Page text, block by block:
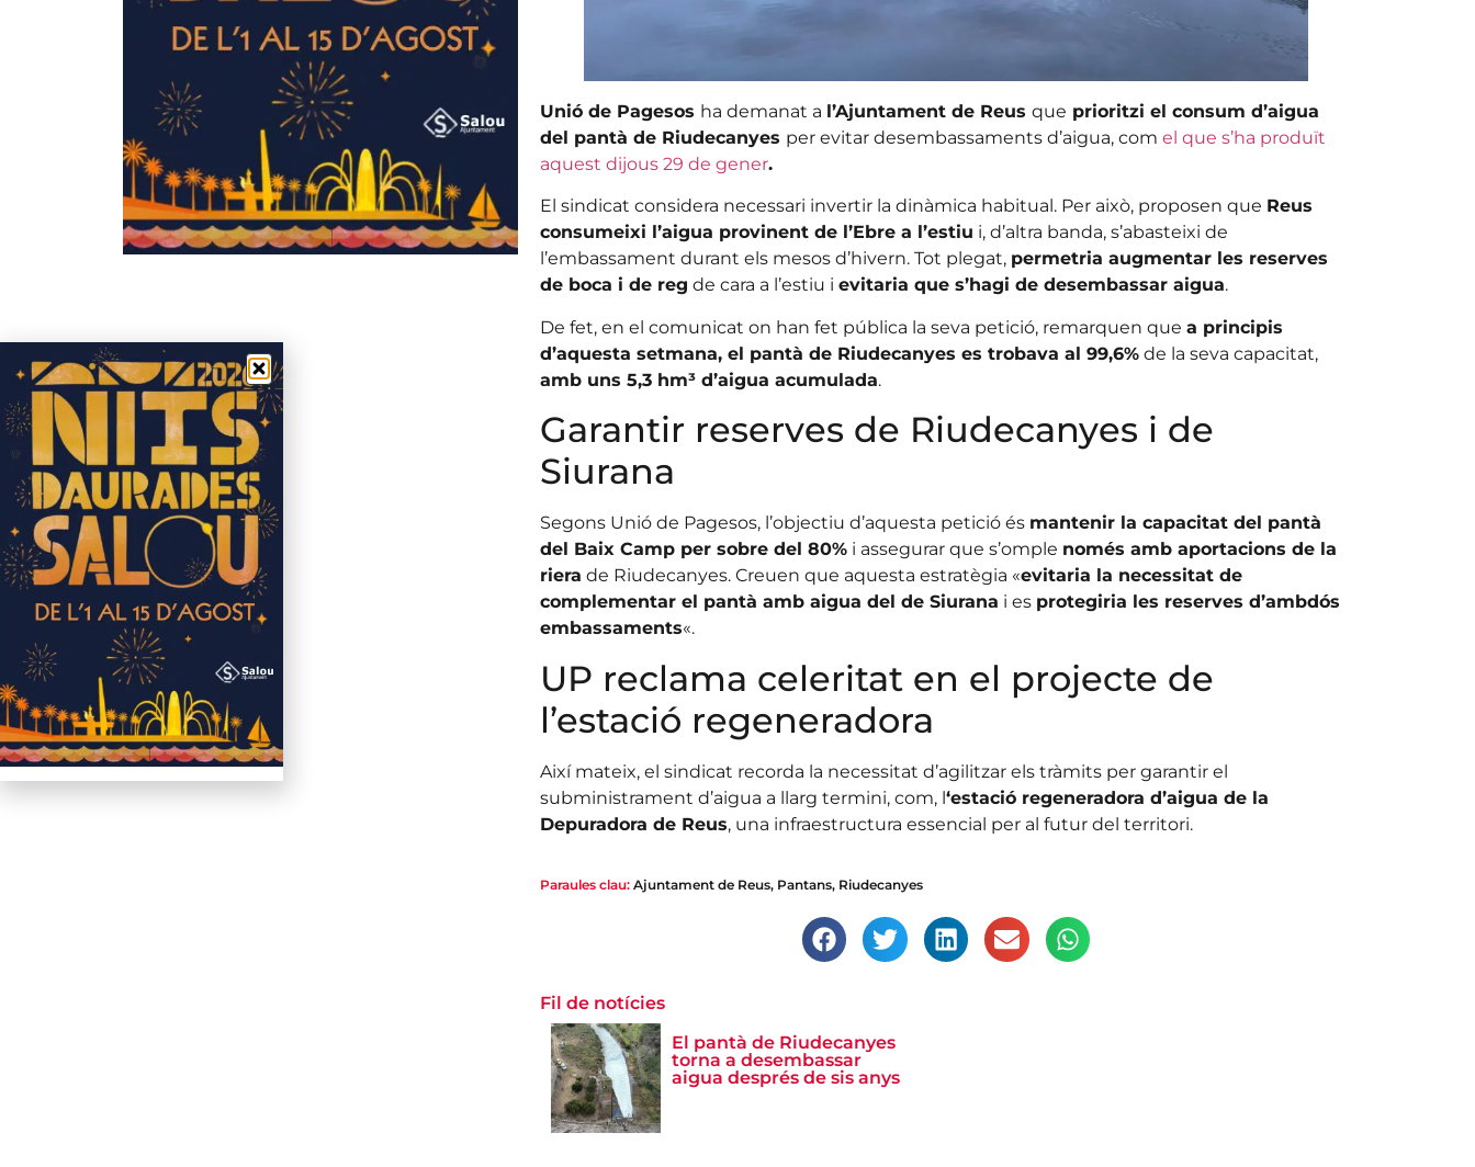
Unió de Pagesos ha demanat a l’Ajuntament de Reus que prioritzi el consum d’aigua
del pantà de Riudecanyes per evitar desembassaments d’aigua, com el que s’ha produït
aquest dijous 29 de gener.
El sindicat considera necessari invertir la dinàmica habitual. Per això, proposen que Reus
consumeixi l’aigua provinent de l’Ebre a l’estiu i, d’altra banda, s’abasteixi de
l’embassament durant els mesos d’hivern. Tot plegat, permetria augmentar les reserves
de boca i de reg de cara a l’estiu i evitaria que s’hagi de desembassar aigua.
De fet, en el comunicat on han fet pública la seva petició, remarquen que a principis
d’aquesta setmana, el pantà de Riudecanyes es trobava al 99,6%de la seva capacitat,
amb uns 5,3 hm³ d’aigua acumulada.
Garantir reserves de Riudecanyes i de
Siurana
Segons Unió de Pagesos, l’objectiu d’aquesta petició és mantenir la capacitat del pantà
del Baix Camp per sobre del 80%i assegurar que s’omple només amb aportacions de la
riera de Riudecanyes. Creuen que aquesta estratègia «evitaria la necessitat de
complementar el pantà amb aigua del de Siurana i es protegiria les reserves d’ambdós
embassaments«.
UP reclama celeritat en el projecte de
l’estació regeneradora
Així mateix, el sindicat recorda la necessitat d’agilitzar els tràmits per garantir el
subministrament d’aigua a llarg termini, com, l‘estació regeneradora d’aigua de la
Depuradora de Reus, una infraestructura essencial per al futur del territori.
Paraules clau: Ajuntament de Reus, Pantans, Riudecanyes
Fil de notícies
El pantà de Riudecanyes
torna a desembassar
aigua després de sis anys